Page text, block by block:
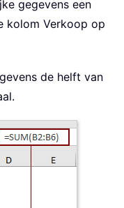
gegevens een
kolom Verkoop op
de helft van